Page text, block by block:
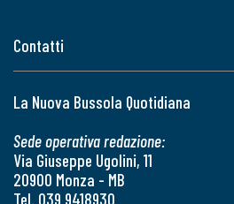
Contatti
La Nuova Bussola Quotidiana
Sede operativa redazione:
Via Giuseppe Ugolini, 11
20900 Monza - MB
Tel. 039 9418930